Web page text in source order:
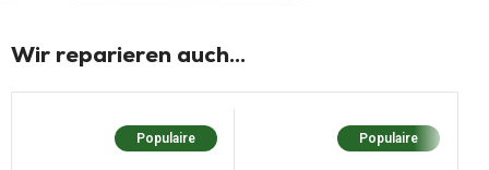
Wir reparieren auch...
Populaire Populaire